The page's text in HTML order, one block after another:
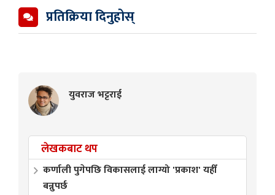
प्रतिक्रिया दिनुहोस्
युवराज भट्टराई
लेखकबाट थप
कर्णाली पुगेपछि विकासलाई लाग्यो 'प्रकाश' यहीँ
बन्नुपर्छ